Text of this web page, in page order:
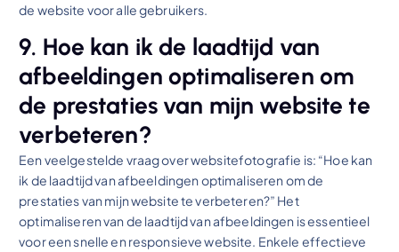
de website voor alle gebruikers.
9. Hoe kan ik de laadtijd van
afbeeldingen optimaliseren om
de prestaties van mijn website te
verbeteren?
Een veelgestelde vraag over websitefotografie is: “Hoe kan
ik de laadtijd van afbeeldingen optimaliseren om de
prestaties van mijn website te verbeteren?” Het
optimaliseren van de laadtijd van afbeeldingen is essentieel
voor een snelle en responsieve website. Enkele effectieve